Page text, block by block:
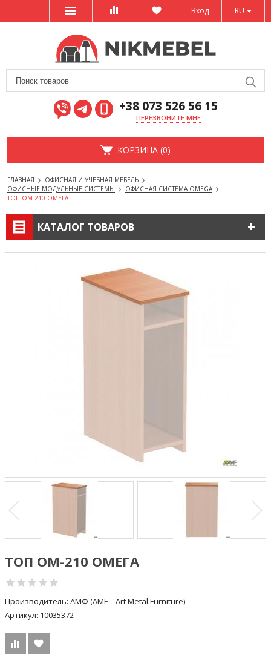
RU
Вход
+38 073 526 56 15
ПЕРЕЗВОНИТЕ МНЕ
КОРЗИНА (0)
ГЛАВНАЯ
ОФИСНАЯ И УЧЕБНАЯ МЕБЕЛЬ
ОФИСНЫЕ МОДУЛЬНЫЕ СИСТЕМЫ
ОФИСНАЯ СИСТЕМА OMEGA
ТОП ОМ-210 ОМЕГА
КАТАЛОГ ТОВАРОВ
ТОП ОМ-210 ОМЕГА
Производитель: АМФ (AMF – Art Metal Furniture)
Артикул: 10035372